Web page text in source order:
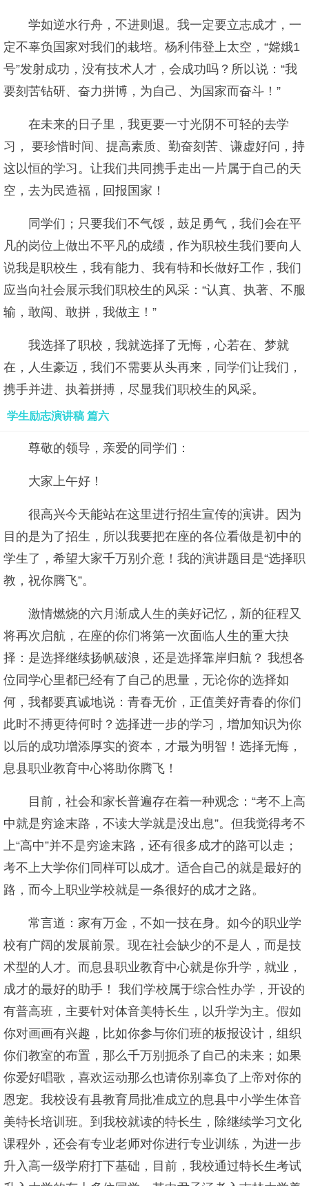
学如逆水行舟，不进则退。我一定要立志成才，一
定不辜负国家对我们的栽培。杨利伟登上太空，“嫦娥1
号”发射成功，没有技术人才，会成功吗？所以说：“我
要刻苦钻研、奋力拼博，为自己、为国家而奋斗！”
在未来的日子里，我更要一寸光阴不可轻的去学
习， 要珍惜时间、提高素质、勤奋刻苦、谦虚好问，持
这以恒的学习。让我们共同携手走出一片属于自己的天
空，去为民造福，回报国家！
同学们；只要我们不气馁，鼓足勇气，我们会在平
凡的岗位上做出不平凡的成绩，作为职校生我们要向人
说我是职校生，我有能力、我有特和长做好工作，我们
应当向社会展示我们职校生的风采：“认真、执著、不服
输，敢闯、敢拼，我做主！”
我选择了职校，我就选择了无悔，心若在、梦就
在，人生豪迈，我们不需要从头再来，同学们让我们，
携手并进、执着拼搏，尽显我们职校生的风采。
学生励志演讲稿 篇六
尊敬的领导，亲爱的同学们：
大家上午好！
很高兴今天能站在这里进行招生宣传的演讲。因为
目的是为了招生，所以我要把在座的各位看做是初中的
学生了，希望大家千万别介意！我的演讲题目是“选择职
教，祝你腾飞”。
激情燃烧的六月渐成人生的美好记忆，新的征程又
将再次启航，在座的你们将第一次面临人生的重大抉
择：是选择继续扬帆破浪，还是选择靠岸归航？ 我想各
位同学心里都已经有了自己的思量，无论你的选择如
何，我都要真诚地说：青春无价，正值美好青春的你们
此时不搏更待何时？选择进一步的学习，增加知识为你
以后的成功增添厚实的资本，才最为明智！选择无悔，
息县职业教育中心将助你腾飞！
目前，社会和家长普遍存在着一种观念：“考不上高
中就是穷途末路，不读大学就是没出息”。但我觉得考不
上“高中”并不是穷途末路，还有很多成才的路可以走；
考不上大学你们同样可以成才。适合自己的就是最好的
路，而今上职业学校就是一条很好的成才之路。
常言道：家有万金，不如一技在身。如今的职业学
校有广阔的发展前景。现在社会缺少的不是人，而是技
术型的人才。而息县职业教育中心就是你升学，就业，
成才的最好的助手！ 我们学校属于综合性办学，开设的
有普高班，主要针对体音美特长生，以升学为主。假如
你对画画有兴趣，比如你参与你们班的板报设计，组织
你们教室的布置，那么千万别扼杀了自己的未来；如果
你爱好唱歌，喜欢运动那么也请你别辜负了上帝对你的
恩宠。我校设有县教育局批准成立的息县中小学生体音
美特长培训班。到我校就读的特长生，除继续学习文化
课程外，还会有专业老师对你进行专业训练，为进一步
升入高一级学府打下基础，目前，我校通过特长生考试